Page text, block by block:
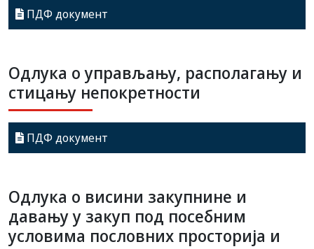
ПДФ документ
Одлука о управљању, располагању и
стицању непокретности
ПДФ документ
Одлука о висини закупнине и
давању у закуп под посебним
условима пословних просторија и